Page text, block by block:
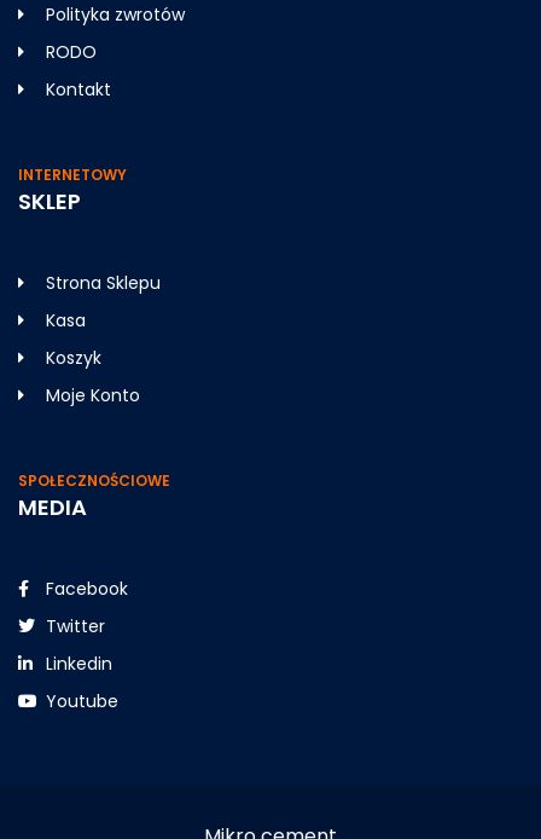
Polityka zwrotów
RODO
Kontakt
INTERNETOWY
SKLEP
Strona Sklepu
Kasa
Koszyk
Moje Konto
SPOŁECZNOŚCIOWE
MEDIA
Facebook
Twitter
Linkedin
Youtube